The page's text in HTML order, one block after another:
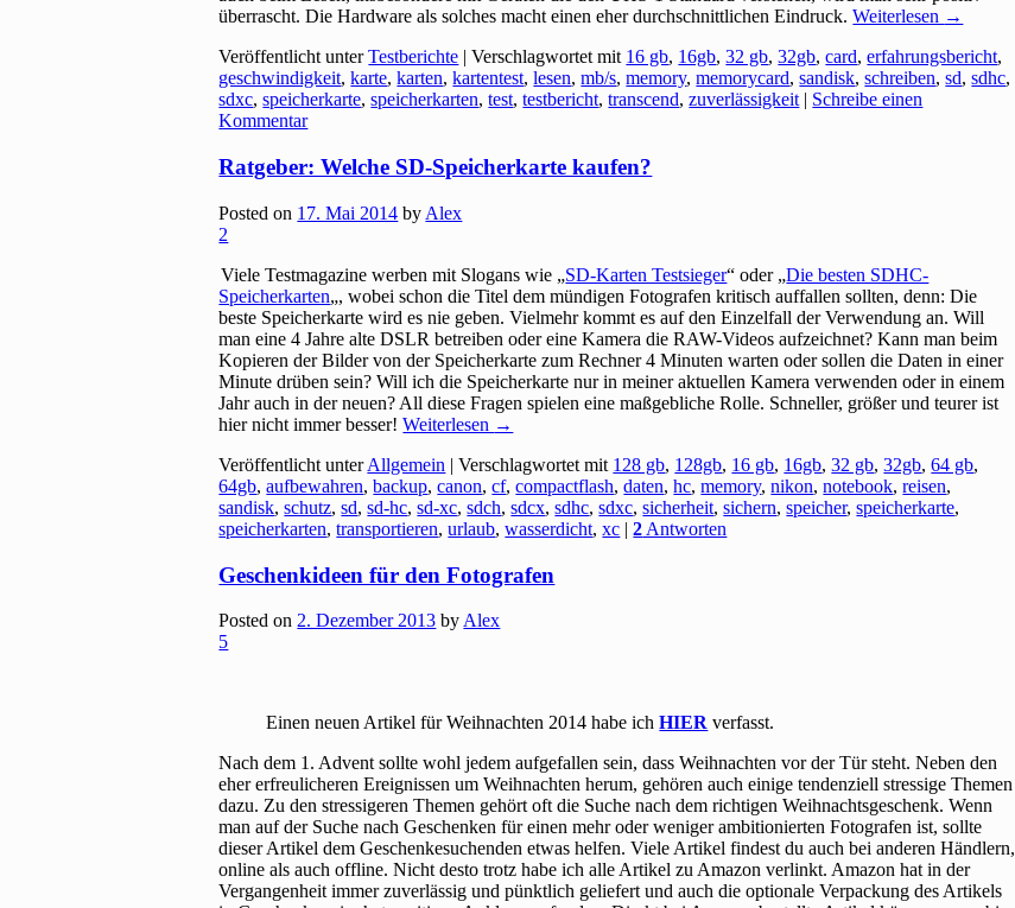
überrascht. Die Hardware als solches macht einen eher durchschnittlichen Eindruck.Weiterlesen →
Veröffentlicht unter Testberichte |Verschlagwortet mit 16 gb, 16gb,32 gb,32gb,card,erfahrungsbericht,
geschwindigkeit,karte,karten,kartentest,lesen,mb/s,memory,memorycard,sandisk,schreiben,sd,sdhc,
sdxc,speicherkarte,speicherkarten,test,testbericht,transcend,zuverlässigkeit | Schreibe einen
Kommentar
Ratgeber: Welche SD-Speicherkarte kaufen?
Posted on 17. Mai 2014 by Alex
2
Viele Testmagazine werben mit Slogans wie „SD-Karten Testsieger“ oder „Die besten SDHC-
Speicherkarten„, wobei schon die Titel dem mündigen Fotografen kritisch auffallen sollten, denn: Die
beste Speicherkarte wird es nie geben. Vielmehr kommt es auf den Einzelfall der Verwendung an. Will
man eine 4 Jahre alte DSLR betreiben oder eine Kamera die RAW-Videos aufzeichnet? Kann man beim
Kopieren der Bilder von der Speicherkarte zum Rechner 4 Minuten warten oder sollen die Daten in einer
Minute drüben sein? Will ich die Speicherkarte nur in meiner aktuellen Kamera verwenden oder in einem
Jahr auch in der neuen? All diese Fragen spielen eine maßgebliche Rolle. Schneller, größer und teurer ist
hier nicht immer besser!Weiterlesen →
Veröffentlicht unter Allgemein |Verschlagwortet mit 128 gb, 128gb, 16 gb, 16gb,32 gb,32gb,64 gb,
64gb,aufbewahren,backup,canon,cf,compactflash,daten,hc,memory,nikon,notebook,reisen,
sandisk,schutz,sd,sd-hc,sd-xc,sdch,sdcx,sdhc,sdxc,sicherheit,sichern,speicher,speicherkarte,
speicherkarten,transportieren,urlaub,wasserdicht,xc |2 Antworten
Geschenkideen für den Fotografen
Posted on 2. Dezember 2013 by Alex
5
Einen neuen Artikel für Weihnachten 2014 habe ichHIER verfasst.
Nach dem 1. Advent sollte wohl jedem aufgefallen sein, dass Weihnachten vor der Tür steht. Neben den
eher erfreulicheren Ereignissen um Weihnachten herum, gehören auch einige tendenziell stressige Themen
dazu. Zu den stressigeren Themen gehört oft die Suche nach dem richtigen Weihnachtsgeschenk. Wenn
man auf der Suche nach Geschenken für einen mehr oder weniger ambitionierten Fotografen ist, sollte
dieser Artikel dem Geschenkesuchenden etwas helfen. Viele Artikel findest du auch bei anderen Händlern,
online als auch offline. Nicht desto trotz habe ich alle Artikel zu Amazon verlinkt. Amazon hat in der
Vergangenheit immer zuverlässig und pünktlich geliefert und auch die optionale Verpackung des Artikels